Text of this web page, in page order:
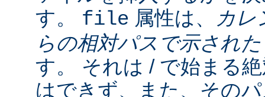
す。 file 属性は、
カ
らの相対パスで示され
す。 それは / で始まる
はできず、また、その